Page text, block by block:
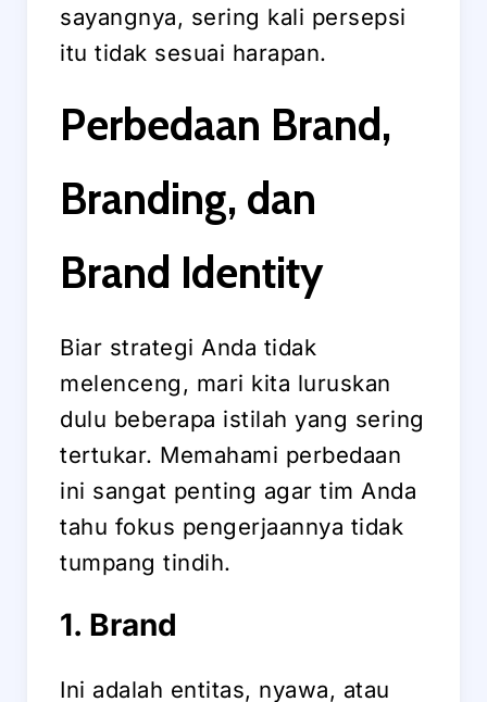
sayangnya, sering kali persepsi
itu tidak sesuai harapan.
Perbedaan Brand,
Branding, dan
Brand Identity
Biar strategi Anda tidak
melenceng, mari kita luruskan
dulu beberapa istilah yang sering
tertukar. Memahami perbedaan
ini sangat penting agar tim Anda
tahu fokus pengerjaannya tidak
tumpang tindih.
1. Brand
Ini adalah entitas, nyawa, atau